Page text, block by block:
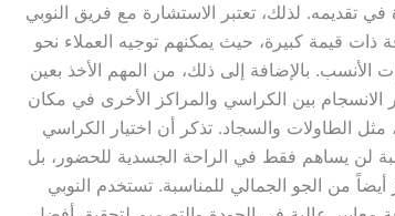
في تقديمه. لذلك، تعتبر الاستشارة مع فريق النوبي
ذات قيمة كبيرة، حيث يمكنهم توجيه العملاء نحو
الأنسب. بالإضافة إلى ذلك، من المهم الأخذ بعين
الانسجام بين الكراسي والمراكز الأخرى في مكان
مثل الطاولات والسجاد. تذكر أن اختيار الكراسي
لن يساهم فقط في الراحة الجسدية للحضور، بل
من الجو الجمالي للمناسبة. تستخدم النوبي